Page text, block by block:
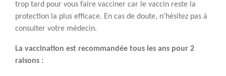
trop tard pour vous faire vacciner car le vaccin reste la
protection la plus efficace. En cas de doute, n’hésitez pas à
consulter votre médecin.
La vaccination est recommandée tous les ans pour 2
raisons :